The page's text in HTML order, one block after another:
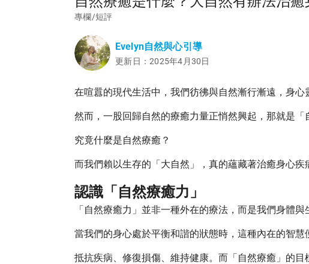
專欄/短評
Evelyn自然與心引導
更新日：2025年4月30日
在喧囂的現代生活中，我們彷彿與自然漸行漸遠，身心
然而，一股回歸自然的療癒力量正悄然興起，那就是「
究竟什麼是自然療癒？
而我們賴以生存的「大自然」，真的蘊藏著治癒身心疾
認識「自然療癒力」
「自然療癒力」並非一種外在的療法，而是我們身體與
當我們的身心處於平衡和諧的狀態時，這種內在的智慧
抵抗疾病、修復損傷、維持健康。而「自然療癒」的目